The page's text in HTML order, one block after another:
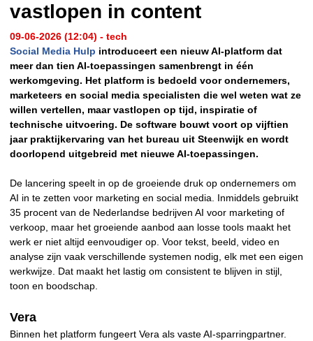
vastlopen in content
09-06-2026 (12:04) - tech
Social Media Hulp introduceert een nieuw AI-platform dat
meer dan tien AI-toepassingen samenbrengt in één
werkomgeving. Het platform is bedoeld voor ondernemers,
marketeers en social media specialisten die wel weten wat ze
willen vertellen, maar vastlopen op tijd, inspiratie of
technische uitvoering. De software bouwt voort op vijftien
jaar praktijkervaring van het bureau uit Steenwijk en wordt
doorlopend uitgebreid met nieuwe AI-toepassingen.
De lancering speelt in op de groeiende druk op ondernemers om
AI in te zetten voor marketing en social media. Inmiddels gebruikt
35 procent van de Nederlandse bedrijven AI voor marketing of
verkoop, maar het groeiende aanbod aan losse tools maakt het
werk er niet altijd eenvoudiger op. Voor tekst, beeld, video en
analyse zijn vaak verschillende systemen nodig, elk met een eigen
werkwijze. Dat maakt het lastig om consistent te blijven in stijl,
toon en boodschap.
Vera
Binnen het platform fungeert Vera als vaste AI-sparringpartner.